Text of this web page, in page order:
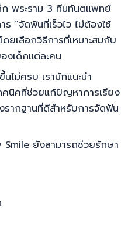
ก พระราม 3 ทีมทันตแพทย์
“จัดฟันที่เร็วไว ไม่ต้องใช้
ยเลือกวิธีการที่เหมาะสมกับ
งเด็กแต่ละคน
ไม่ครบ เรามักแนะนำ
คนิคที่ช่วยแก้ปัญหาการเรียง
รากฐานที่ดีสำหรับการจัดฟัน
ยังสามารถช่วยรักษา